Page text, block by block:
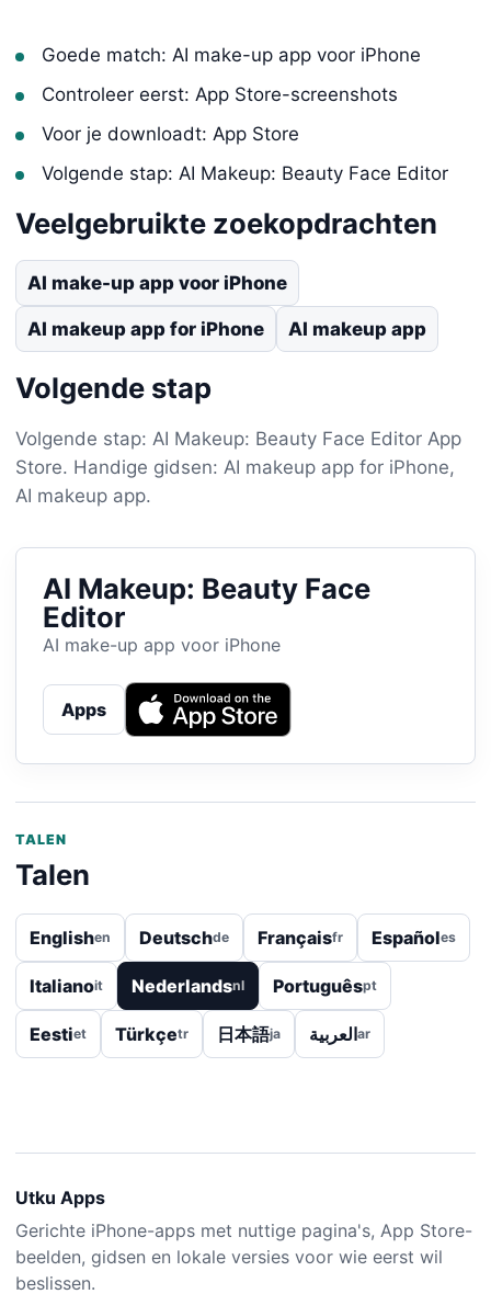
Goede match: AI make-up app voor iPhone
Controleer eerst: App Store-screenshots
Voor je downloadt: App Store
Volgende stap: AI Makeup: Beauty Face Editor
Veelgebruikte zoekopdrachten
AI make-up app voor iPhone
AI makeup app for iPhone AI makeup app
Volgende stap
Volgende stap: AI Makeup: Beauty Face Editor App
Store. Handige gidsen: AI makeup app for iPhone,
AI makeup app.
AI Makeup: Beauty Face
Editor
AI make-up app voor iPhone
Apps
TALEN
Talen
Englishen Deutschde Françaisfr Españoles
Italianoit Nederlandsnl Portuguêspt
Eestiet Türkçetr 日本語ja العربيةar
Utku Apps
Gerichte iPhone-apps met nuttige pagina's, App Store-
beelden, gidsen en lokale versies voor wie eerst wil
beslissen.